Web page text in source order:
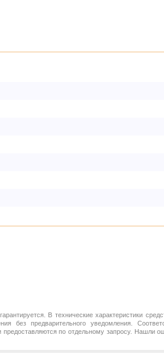
В технические характеристики
без предварительного уведомления.
предоставляются по отдельному запросу.